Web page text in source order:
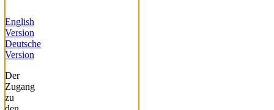
English
Version
Deutsche
Version
Der
Zugang
zu